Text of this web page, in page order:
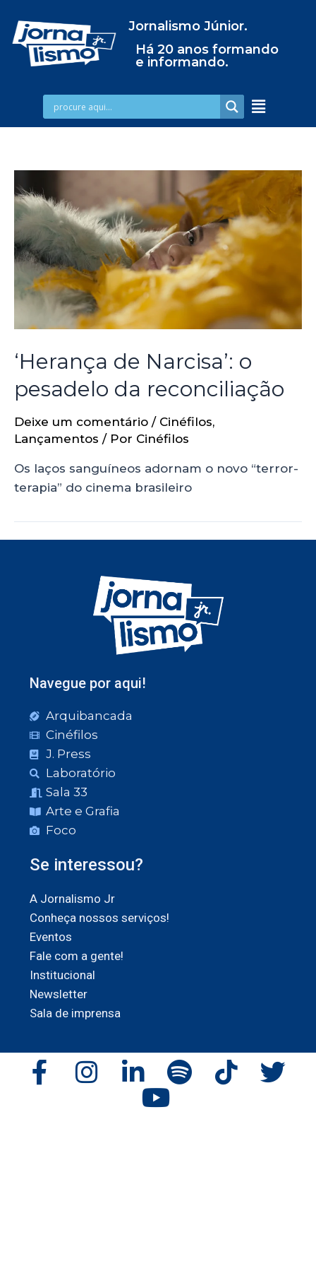
Jornalismo Júnior.
Há 20 anos formando
e informando.
‘Herança de Narcisa’: o
pesadelo da reconciliação
Deixe um comentário / Cinéfilos,
Lançamentos / Por Cinéfilos
Os laços sanguíneos adornam o novo “terror-
terapia” do cinema brasileiro
Navegue por aqui!
Arquibancada
Cinéfilos
J. Press
Laboratório
Sala 33
Arte e Grafia
Foco
Se interessou?
A Jornalismo Jr
Conheça nossos serviços!
Eventos
Fale com a gente!
Institucional
Newsletter
Sala de imprensa